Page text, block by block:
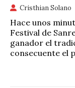
Cristhian Solano
Hace unos
Festival de
ganador el
consecuente el